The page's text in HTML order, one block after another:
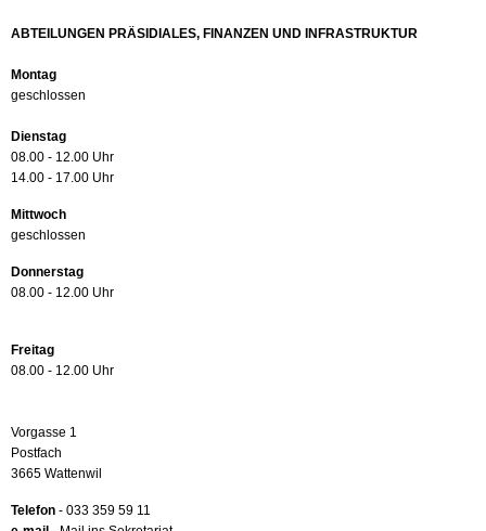
ABTEILUNGEN PRÄSIDIALES, FINANZEN UND INFRASTRUKTUR
Montag
geschlossen
Dienstag
08.00 - 12.00 Uhr
14.00 - 17.00 Uhr
Mittwoch
geschlossen
Donnerstag
08.00 - 12.00 Uhr
Freitag
08.00 - 12.00 Uhr
Vorgasse 1
Postfach
3665 Wattenwil
Telefon - 033 359 59 11